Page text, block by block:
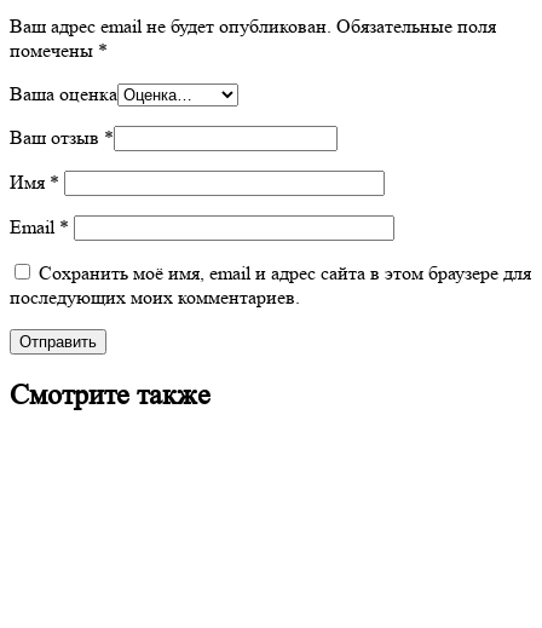
Ваш адрес email не будет опубликован. Обязательные поля
помечены *
Ваша оценка
Ваш отзыв *
Имя *
Email *
Сохранить моё имя, email и адрес сайта в этом браузере для
последующих моих комментариев.
Смотрите также